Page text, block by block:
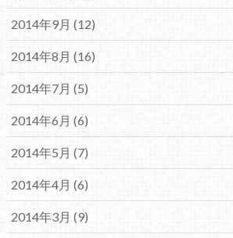
2014年9月 (12)
2014年8月 (16)
2014年7月 (5)
2014年6月 (6)
2014年5月 (7)
2014年4月 (6)
2014年3月 (9)